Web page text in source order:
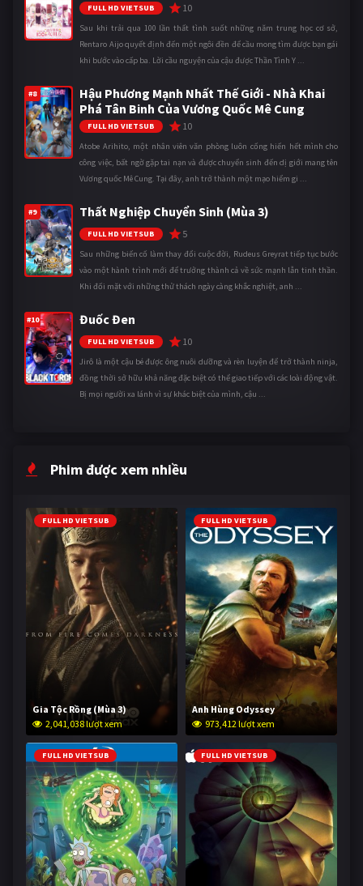
FULL HD VIETSUB 10
Sau khi trải qua 100 lần thất tình suốt những năm trung học cơ sở,
Rentaro Aijo quyết định đến một ngôi đền để cầu mong tìm được bạn gái
khi bước vào cấp ba. Lời cầu nguyện của cậu được Thần Tình Y ...
#8
Hậu Phương Mạnh Nhất Thế Giới - Nhà Khai
Phá Tân Binh Của Vương Quốc Mê Cung
FULL HD VIETSUB 10
Atobe Arihito, một nhân viên văn phòng luôn cống hiến hết mình cho
công việc, bất ngờ gặp tai nạn và được chuyển sinh đến dị giới mang tên
Vương quốc Mê Cung. Tại đây, anh trở thành một mạo hiểm gi ...
#9 Thất Nghiệp Chuyển Sinh (Mùa 3)
FULL HD VIETSUB 5
Sau những biến cố làm thay đổi cuộc đời, Rudeus Greyrat tiếp tục bước
vào một hành trình mới để trưởng thành cả về sức mạnh lẫn tinh thần.
Khi đối mặt với những thử thách ngày càng khắc nghiệt, anh ...
#10 Đuốc Đen
FULL HD VIETSUB 10
Jirô là một cậu bé được ông nuôi dưỡng và rèn luyện để trở thành ninja,
đồng thời sở hữu khả năng đặc biệt có thể giao tiếp với các loài động vật.
Bị mọi người xa lánh vì sự khác biệt của mình, cậu ...
Phim được xem nhiều
FULL HD VIETSUB
Gia Tộc Rồng (Mùa 3)
2,041,038 lượt xem
FULL HD VIETSUB
Anh Hùng Odyssey
973,412 lượt xem
FULL HD VIETSUB FULL HD VIETSUB